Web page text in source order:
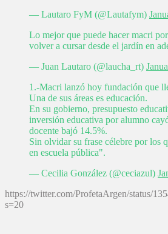
— Lautaro FyM (@Lautafym)
Lo mejor que puede hacer macri
volver a cursar desde el jardín en
— Juan Lautaro (@laucha_rt)
1.-Macri lanzó hoy fundación que
Una de sus áreas es educación.
En su gobierno, presupuesto
inversión educativa por alumno
docente bajó 14.5%.
Sin olvidar su frase célebre por los
en escuela pública".
— Cecilia González (@ceciazul)
https://twitter.com/ProfetaArgen/status/
s=20